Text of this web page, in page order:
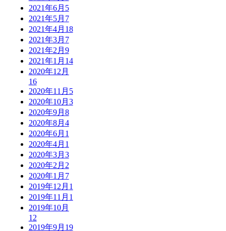
2021年6月 5
2021年5月 7
2021年4月 18
2021年3月 7
2021年2月 9
2021年1月 14
2020年12月
16
2020年11月 5
2020年10月 3
2020年9月 8
2020年8月 4
2020年6月 1
2020年4月 1
2020年3月 3
2020年2月 2
2020年1月 7
2019年12月 1
2019年11月 1
2019年10月
12
2019年9月 19